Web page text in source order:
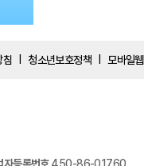
침 청소년보호정책 모바일웹